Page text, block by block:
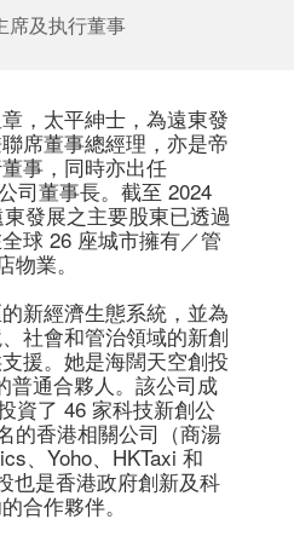
席及执行董事
，太平紳士，為遠東發
席董事總經理，亦是帝
事，同時亦出任
司董事長。截至 2024
發展之主要股東已透過
球 26 座城市擁有／管
業。
新經濟生態系統，並為
社會和管治領域的新創
援。她是海闊天空創投
普通合夥人。該公司成
資了 46 家科技新創公
的香港相關公司（商湯
、Yoho、HKTaxi 和
也是香港政府創新及科
合作夥伴。